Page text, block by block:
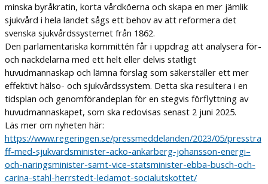
minska byråkratin, korta vårdköerna och skapa en mer jämlik
sjukvård i hela landet sågs ett behov av att reformera det
svenska sjukvårdssystemet från 1862.
Den parlamentariska kommittén får i uppdrag att analysera för-
och nackdelarna med ett helt eller delvis statligt
huvudmannaskap och lämna förslag som säkerställer ett mer
effektivt hälso- och sjukvårdssystem. Detta ska resultera i en
tidsplan och genomförandeplan för en stegvis förflyttning av
huvudmannaskapet, som ska redovisas senast 2 juni 2025.
Läs mer om nyheten här:
https://www.regeringen.se/pressmeddelanden/2023/05/presstra
ff-med-sjukvardsminister-acko-ankarberg-johansson-energi–
och-naringsminister-samt-vice-statsminister-ebba-busch-och-
carina-stahl-herrstedt-ledamot-socialutskottet/